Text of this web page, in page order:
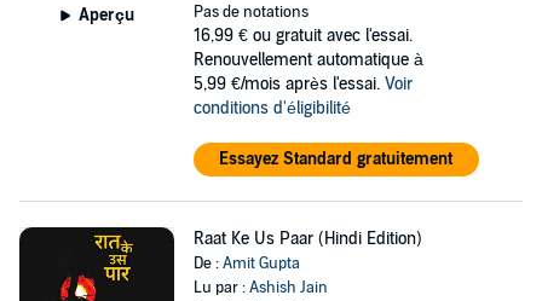
Aperçu
Pas de notations
16,99 € ou gratuit avec l'essai.
Renouvellement automatique à
5,99 €/mois après l'essai. Voir
conditions d'éligibilité
Essayez Standard gratuitement
Raat Ke Us Paar (Hindi Edition)
De :Amit Gupta
Lu par :Ashish Jain